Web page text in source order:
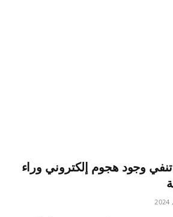
تنفي وجود هجوم إلكتروني وراء